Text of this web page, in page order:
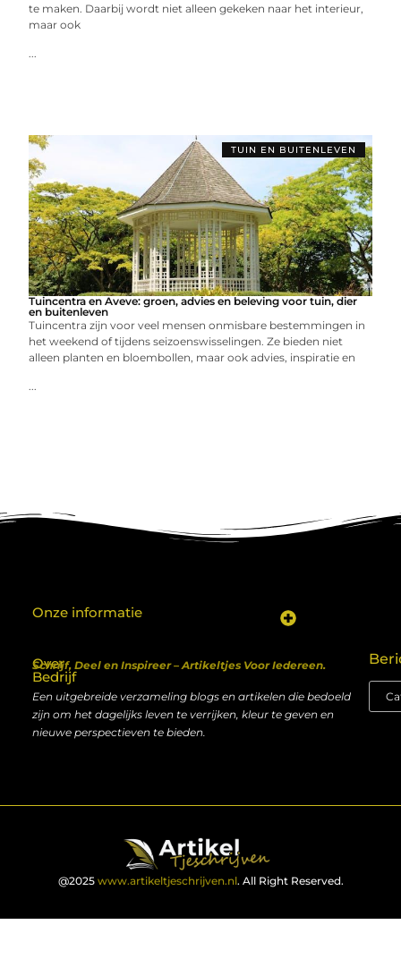
te maken. Daarbij wordt niet alleen gekeken naar het interieur,
maar ook
...
TUIN EN BUITENLEVEN
Tuincentra en Aveve: groen, advies en beleving voor tuin, dier
en buitenleven
Tuincentra zijn voor veel mensen onmisbare bestemmingen in
het weekend of tijdens seizoenswisselingen. Ze bieden niet
alleen planten en bloembollen, maar ook advies, inspiratie en
...
Over
Bedrijf
Schrijf, Deel en Inspireer – Artikeltjes Voor Iedereen.
Een uitgebreide verzameling blogs en artikelen die bedoeld
zijn om het dagelijks leven te verrijken, kleur te geven en
nieuwe perspectieven te bieden.
Onze informatie
@2025 www.artikeltjeschrijven.nl. All Right Reserved.